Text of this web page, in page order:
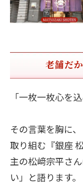
老舗だ
「一枚一枚心を
その言葉を胸に
取り組む『銀座
主の松﨑宗平さ
い」と語ります。